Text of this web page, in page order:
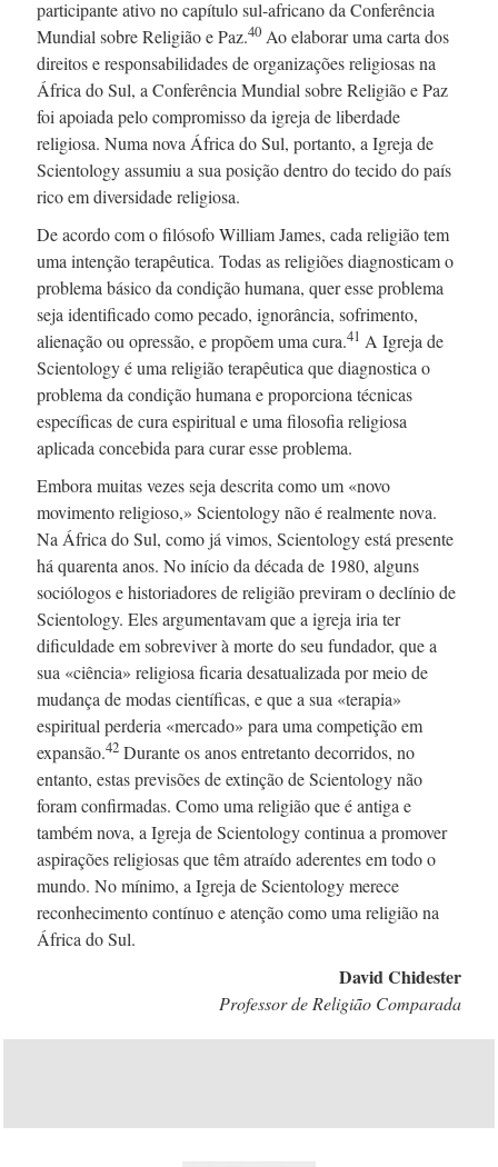
participante ativo no capítulosul-africanoda Conferência
Mundial sobre Religião e Paz.40 Ao elaborar uma carta dos
direitos e responsabilidades de organizações religiosas na
África do Sul, a Conferência Mundial sobre Religião e Paz
foi apoiada pelo compromisso da igreja de liberdade
religiosa. Numa nova África do Sul, portanto, a Igreja de
Scientology assumiu a sua posição dentro do tecido do país
rico em diversidade religiosa.
De acordo com o filósofo William James, cada religião tem
uma intenção terapêutica. Todas as religiões diagnosticam o
problema básico da condição humana, quer esse problema
seja identificado como pecado, ignorância, sofrimento,
alienação ou opressão, e propõem uma cura.41 A Igreja de
Scientology é uma religião terapêutica que diagnostica o
problema da condição humana e proporciona técnicas
específicas de cura espiritual e uma filosofia religiosa
aplicada concebida para curar esse problema.
Embora muitas vezes seja descrita como um «novo
movimento religioso,» Scientology não é realmente nova.
Na África do Sul, como já vimos, Scientology está presente
há quarenta anos. No início da década de 1980, alguns
sociólogos e historiadores de religião previram o declínio de
Scientology. Eles argumentavam que a igreja iria ter
dificuldade em sobreviver à morte do seu fundador, que a
sua «ciência» religiosa ficaria desatualizada por meio de
mudança de modas científicas, e que a sua «terapia»
espiritual perderia «mercado» para uma competição em
expansão.42 Durante os anos entretanto decorridos, no
entanto, estas previsões de extinção de Scientology não
foram confirmadas. Como uma religião que é antiga e
também nova, a Igreja de Scientology continua a promover
aspirações religiosas que têm atraído aderentes em todo o
mundo. No mínimo, a Igreja de Scientology merece
reconhecimento contínuo e atenção como uma religião na
África do Sul.
David Chidester
Professor de Religião Comparada